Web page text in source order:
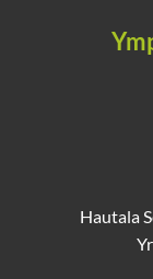
Hautala